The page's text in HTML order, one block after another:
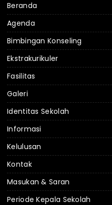
Beranda
Agenda
Bimbingan Konseling
Ekstrakurikuler
Fasilitas
Galeri
Identitas Sekolah
Informasi
Kelulusan
Kontak
Masukan & Saran
Periode Kepala Sekolah